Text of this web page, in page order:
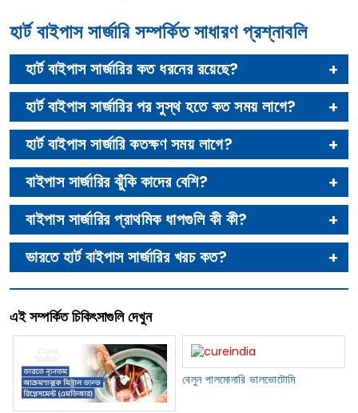
হার্ট বাইপাস সার্জারি সম্পর্কিত সাধারণ প্রশ্নাবলি
হার্ট বাইপাস সার্জারির কত ধরনের রয়েছে?
হার্ট বাইপাস সার্জারির পর সুস্থ হতে কত সময় লাগে?
হার্ট বাইপাস সার্জারি কতক্ষণ সময় লাগে?
বাইপাস সার্জারির ঝুঁকি কাদের বেশি?
বাইপাস সার্জারির প্রাথমিক ধাপগুলি কী কী?
ভারতে হার্ট বাইপাস সার্জারির খরচ কত?
এই সম্পর্কিত চিকিৎসাগুলি দেখুন
বেলুন পালমোনারি ভালভোটোমি